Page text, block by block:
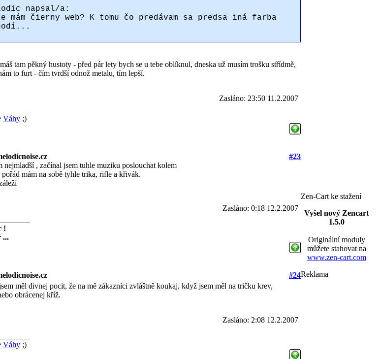
napsal/a:
mám čierny web? K tomu čo predávam sa predsa iná farba
tam pěkný hustoty - před pár lety bych se u tebe oblíknul, dneska už musím trošku střídmě,
to furt - čím tvrdší odnož metalu, tím lepší.
Zasláno: 23:50 11.2.2007
Váhy ;)
#23
nejmladší , začínal jsem tuhle muziku poslouchat kolem
mám na sobě tyhle trika, rifle a křivák.
Zasláno: 0:18 12.2.2007
!
...
#24
měl divnej pocit, že na mě zákazníci zvláštně koukaj, když jsem měl na tričku krev,
obrácenej kříž.
Zasláno: 2:08 12.2.2007
Váhy ;)
Zen-Cart ke stažení
Vyšel nový Zencart
1.5.0
Originální moduly
můžete stahovat na
www.zen-cart.com
Reklama